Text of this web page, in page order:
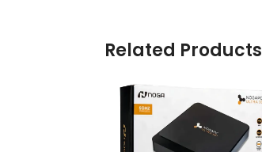
Related Products